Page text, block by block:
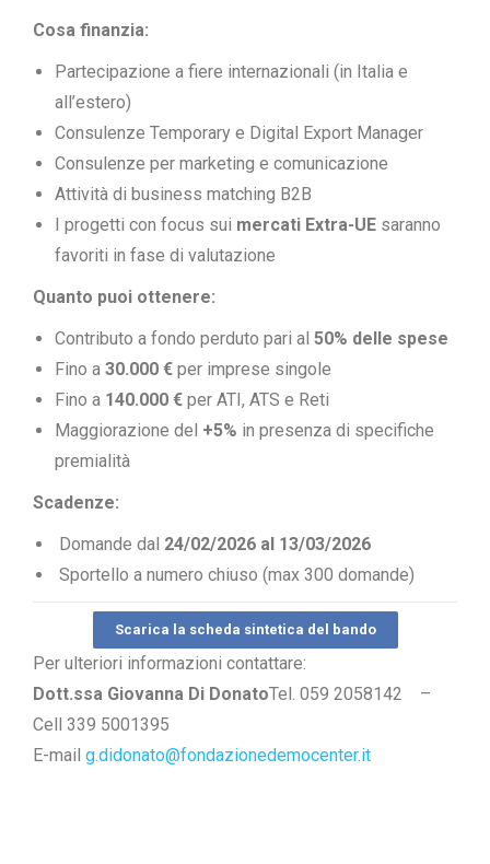
Cosa finanzia:
Partecipazione a fiere internazionali (in Italia e
all’estero)
Consulenze Temporary e Digital Export Manager
Consulenze per marketing e comunicazione
Attività di business matching B2B
I progetti con focus sui mercati Extra-UE saranno
favoriti in fase di valutazione
Quanto puoi ottenere:
Contributo a fondo perduto pari al 50% delle spese
Fino a 30.000 € per imprese singole
Fino a 140.000 € per ATI, ATS e Reti
Maggiorazione del +5% in presenza di specifiche
premialità
Scadenze:
Domande dal 24/02/2026 al 13/03/2026
Sportello a numero chiuso (max 300 domande)
Scarica la scheda sintetica del bando
Per ulteriori informazioni contattare:
Dott.ssa Giovanna Di DonatoTel. 059 2058142 –
Cell 339 5001395
E-mail g.didonato@fondazionedemocenter.it